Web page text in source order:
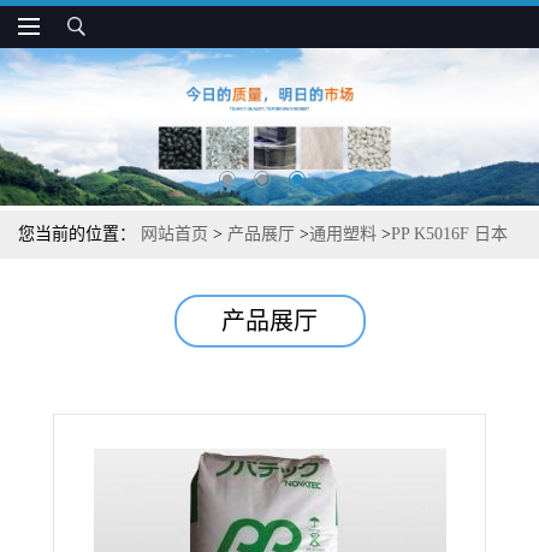
您当前的位置： 网站首页 > 产品展厅 >通用塑料 >PP K5016F 日本
产品展厅